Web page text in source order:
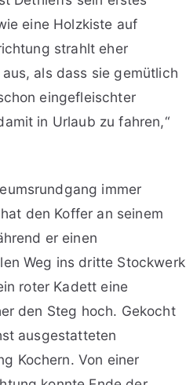
eine Holzkiste auf
strahlt eher
als dass sie gemütlich
eingefleischter
in Urlaub zu fahren,“
immer
den Koffer an seinem
er einen
Weg ins dritte Stockwerk
roter Kadett eine
den Steg hoch. Gekocht
ausgestatteten
Kochern. Von einer